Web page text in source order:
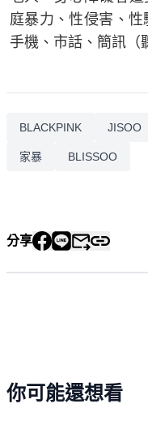
庭暴力、性侵害、
手機、市話、簡訊
BLACKPINK JISOO
家暴 BLISSOO
分享
你可能還想看